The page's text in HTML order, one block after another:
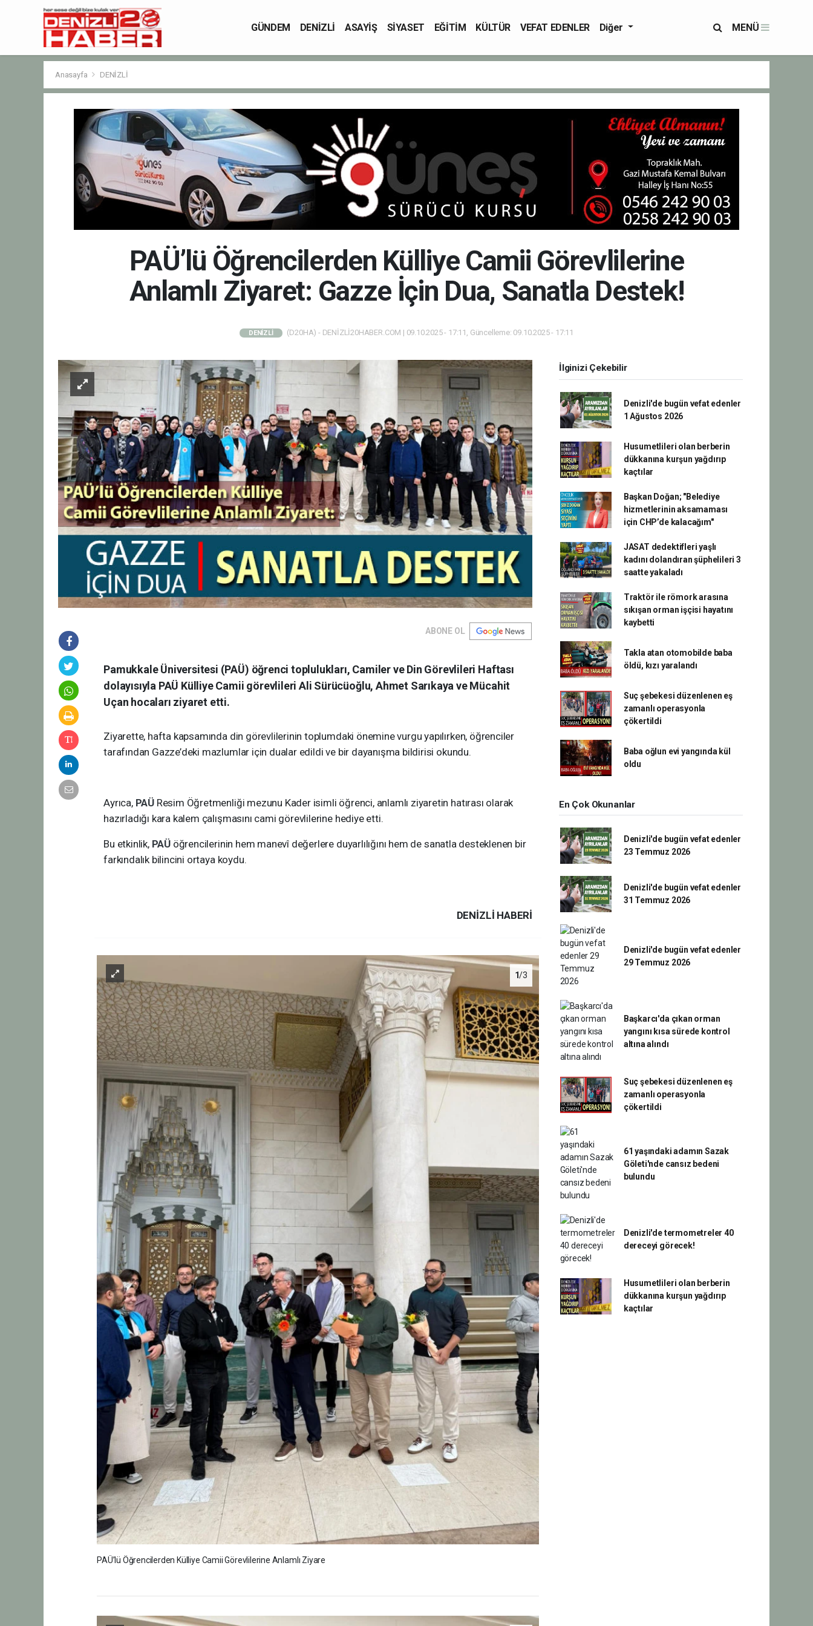
GÜNDEM DENİZLİ ASAYİŞ SİYASET EĞİTİM KÜLTÜR VEFAT EDENLER Diğer MENÜ
Anasayfa DENİZLİ
PAÜ’lü Öğrencilerden Külliye Camii Görevlilerine
Anlamlı Ziyaret: Gazze İçin Dua, Sanatla Destek!
DENİZLİ (D20HA) - DENİZLİ20HABER.COM | 09.10.2025 - 17:11, Güncelleme: 09.10.2025 - 17:11
ABONE OL
Pamukkale Üniversitesi (PAÜ) öğrenci toplulukları, Camiler ve Din Görevlileri Haftası
dolayısıyla PAÜ Külliye Camii görevlileri Ali Sürücüoğlu, Ahmet Sarıkaya ve Mücahit
Uçan hocaları ziyaret etti.
Ziyarette, hafta kapsamında din görevlilerinin toplumdaki önemine vurgu yapılırken, öğrenciler
tarafından Gazze’deki mazlumlar için dualar edildi ve bir dayanışma bildirisi okundu.
Ayrıca, PAÜ Resim Öğretmenliği mezunu Kader isimli öğrenci, anlamlı ziyaretin hatırası olarak
hazırladığı kara kalem çalışmasını cami görevlilerine hediye etti.
Bu etkinlik, PAÜ öğrencilerinin hem manevî değerlere duyarlılığını hem de sanatla desteklenen bir
farkındalık bilincini ortaya koydu.
DENIZLI HABERİ
1/3
PAÜ’lü Öğrencilerden Külliye Camii Görevlilerine Anlamlı Ziyare
İlginizi Çekebilir
Denizli'de bugün vefat edenler
1 Ağustos 2026
Husumetlileri olan berberin
dükkanına kurşun yağdırıp
kaçtılar
Başkan Doğan; "Belediye
hizmetlerinin aksamaması
için CHP’de kalacağım"
JASAT dedektifleri yaşlı
kadını dolandıran şüphelileri 3
saatte yakaladı
Traktör ile römork arasına
sıkışan orman işçisi hayatını
kaybetti
Takla atan otomobilde baba
öldü, kızı yaralandı
Suç şebekesi düzenlenen eş
zamanlı operasyonla
çökertildi
Baba oğlun evi yangında kül
oldu
En Çok Okunanlar
Denizli'de bugün vefat edenler
23 Temmuz 2026
Denizli'de bugün vefat edenler
31 Temmuz 2026
Denizli'de bugün vefat edenler
29 Temmuz 2026
Başkarcı'da çıkan orman
yangını kısa sürede kontrol
altına alındı
Suç şebekesi düzenlenen eş
zamanlı operasyonla
çökertildi
61 yaşındaki adamın Sazak
Göleti'nde cansız bedeni
bulundu
Denizli'de termometreler 40
dereceyi görecek!
Husumetlileri olan berberin
dükkanına kurşun yağdırıp
kaçtılar